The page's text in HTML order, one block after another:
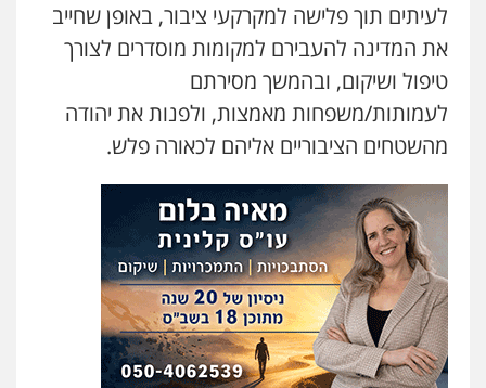
לעיתים תוך פלישה למקרקעי ציבור, באופן שחייב
את המדינה להעבירם למקומות מוסדרים לצורך
טיפול ושיקום, ובהמשך מסירתם
לעמותות/משפחות מאמצות, ולפנות את יהודה
מהשטחים הציבוריים אליהם לכאורה פלש.